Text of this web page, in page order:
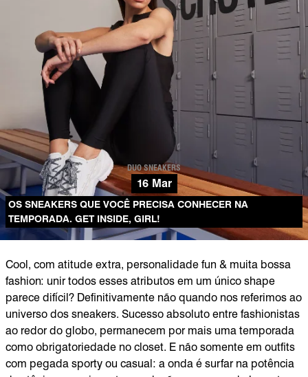
DUO SNEAKERS
16 Mar
OS SNEAKERS QUE VOCÊ PRECISA CONHECER NA
TEMPORADA. GET INSIDE, GIRL!
Cool, com atitude extra, personalidade fun & muita bossa
fashion: unir todos esses atributos em um único shape
parece difícil? Definitivamente não quando nos referimos ao
universo dos sneakers. Sucesso absoluto entre fashionistas
ao redor do globo, permanecem por mais uma temporada
como obrigatoriedade no closet. E não somente em outfits
com pegada sporty ou casual: a onda é surfar na potência